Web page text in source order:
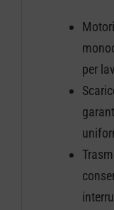
per